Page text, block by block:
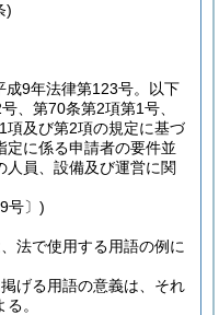
)
成9年法律第123号。以下
、第70条第2項第1号、
項及び第2項の規定に基づ
定に係る申請者の要件並
人員、設備及び運営に関
号〕)
法で使用する用語の例に
げる用語の意義は、それ
。